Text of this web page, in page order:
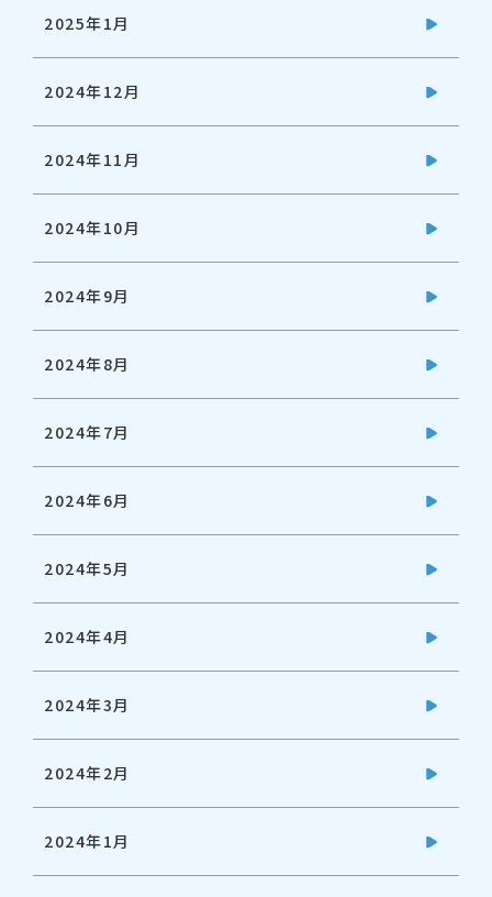
2025年1月
2024年12月
2024年11月
2024年10月
2024年9月
2024年8月
2024年7月
2024年6月
2024年5月
2024年4月
2024年3月
2024年2月
2024年1月